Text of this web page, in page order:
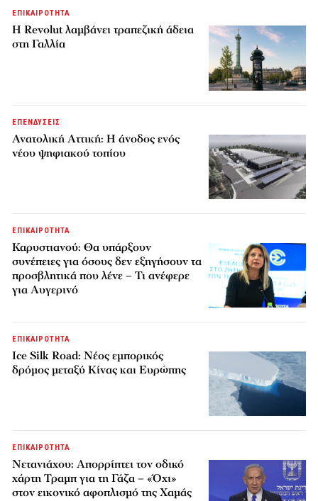
ΕΠΙΚΑΙΡΟΤΗΤΑ
Η Revolut λαμβάνει τραπεζική άδεια
στη Γαλλία
ΕΠΕΝΔΥΣΕΙΣ
Ανατολική Αττική: Η άνοδος ενός
νέου ψηφιακού τοπίου
ΕΠΙΚΑΙΡΟΤΗΤΑ
Καρυστιανού: Θα υπάρξουν
συνέπειες για όσους δεν εξηγήσουν τα
προσβλητικά που λένε – Τι ανέφερε
για Αυγερινό
ΕΠΙΚΑΙΡΟΤΗΤΑ
Ice Silk Road: Nέος εμπορικός
δρόμος μεταξύ Κίνας και Ευρώπης
ΕΠΙΚΑΙΡΟΤΗΤΑ
Νετανιάχου: Απορρίπτει τον οδικό
χάρτη Τραμπ για τη Γάζα – «Όχι»
στον εικονικό αφοπλισμό της Χαμάς